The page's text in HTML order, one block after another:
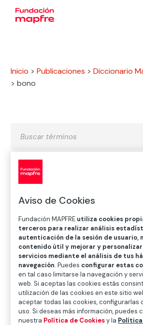
Inicio >Publicaciones >Diccionario
>bono
A
H
J K
O
P Q R S T
V
W X Y Z
Diccionario de
bono
Aviso de Cookies
Fundación MAPFRE utiliza cookies
terceros para realizar análisis
autenticación de la sesión de usuario,
contenido útil y mejorar y
servicios mediante el análisis de tus
navegación. Puedes configurar estas
en tal caso limitarse la navegación y
web. Si aceptas las cookies estás
utilización de las cookies en este sitio
aceptar todas las cookies, configurarlas
uso. Si deseas más información, puedes
nuestra Política de Cookiesy la